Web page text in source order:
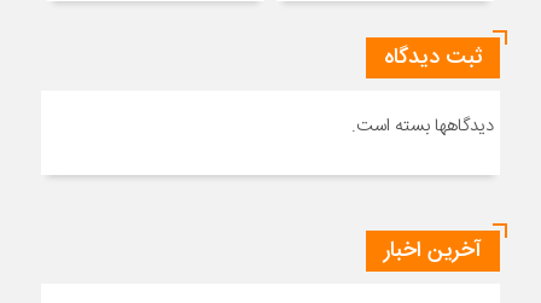
ثبت دیدگاه
دیدگاهها بسته است.
آخرین اخبار